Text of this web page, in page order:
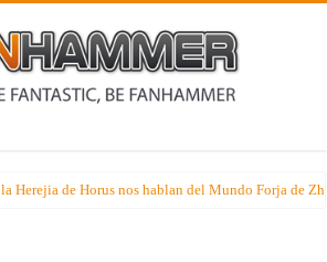
Herejia de Horus nos hablan del Mundo Forja de